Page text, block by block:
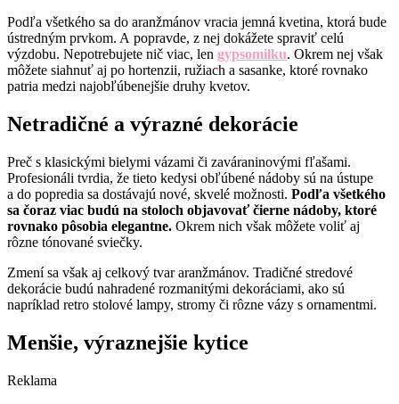
Podľa všetkého sa do aranžmánov vracia jemná kvetina, ktorá bude
ústredným prvkom. A popravde, z nej dokážete spraviť celú
výzdobu. Nepotrebujete nič viac, len gypsomilku. Okrem nej však
môžete siahnuť aj po hortenzii, ružiach a sasanke, ktoré rovnako
patria medzi najobľúbenejšie druhy kvetov.
Netradičné a výrazné dekorácie
Preč s klasickými bielymi vázami či zaváraninovými fľašami.
Profesionáli tvrdia, že tieto kedysi obľúbené nádoby sú na ústupe
a do popredia sa dostávajú nové, skvelé možnosti. Podľa všetkého
sa čoraz viac budú na stoloch objavovať čierne nádoby, ktoré
rovnako pôsobia elegantne. Okrem nich však môžete voliť aj
rôzne tónované sviečky.
Zmení sa však aj celkový tvar aranžmánov. Tradičné stredové
dekorácie budú nahradené rozmanitými dekoráciami, ako sú
napríklad retro stolové lampy, stromy či rôzne vázy s ornamentmi.
Menšie, výraznejšie kytice
Reklama